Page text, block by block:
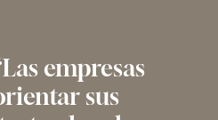
empresas
sus